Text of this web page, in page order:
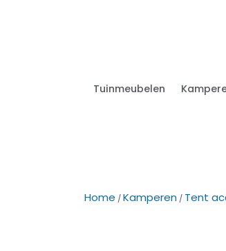
Tuinmeubelen
Home /Kamperen / Tent